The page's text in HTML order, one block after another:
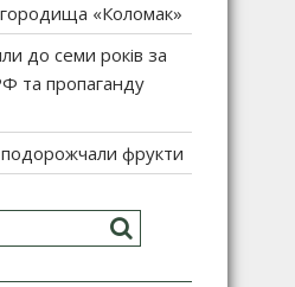
городища «Коломак»
до семи років за
та пропаганду
подорожчали фрукти